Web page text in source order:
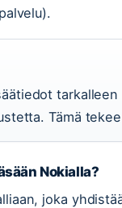
Tämä
Nokialla?
joka